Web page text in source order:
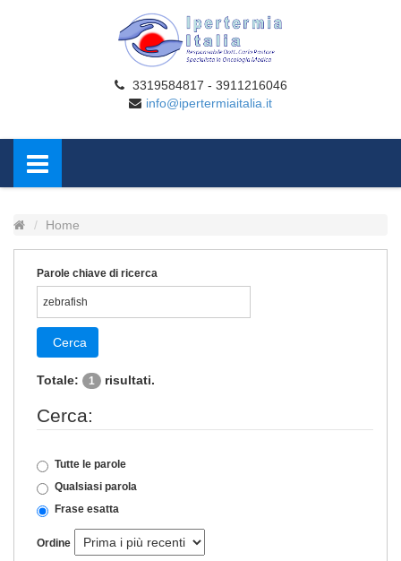
3319584817 - 3911216046
info@ipertermiaitalia.it
Home
Parole chiave di ricerca
Cerca
Totale: 1 risultati.
Cerca:
Tutte le parole
Qualsiasi parola
Frase esatta
Ordine